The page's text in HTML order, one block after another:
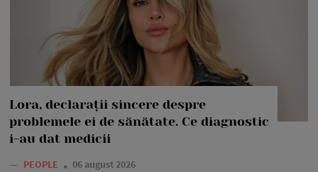
Lora, declarații sincere despre
problemele ei de sănătate. Ce diagnostic
i-au dat medicii
— PEOPLE 06 august 2026